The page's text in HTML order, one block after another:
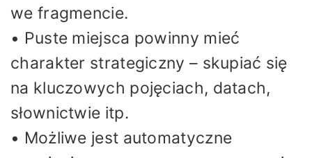
we fragmencie.
• Puste miejsca powinny mieć
charakter strategiczny – skupiać się
na kluczowych pojęciach, datach,
słownictwie itp.
• Możliwe jest automatyczne